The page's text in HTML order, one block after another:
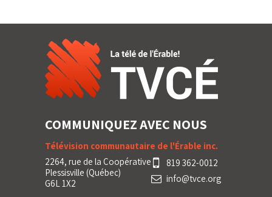
COMMUNIQUEZ AVEC NOUS
Télévision communautaire de l'Érable inc.
2264, rue de la Coopérative
Plessisville (Québec)
G6L 1X2
819 362-0012
info@tvce.org